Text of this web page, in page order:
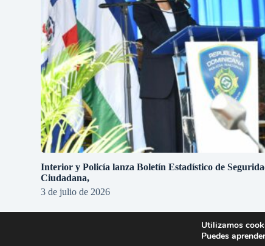
Interior y Policía lanza Boletín Estadístico de
Ciudadana,
3 de julio de 2026
Utilizamos
Puedes